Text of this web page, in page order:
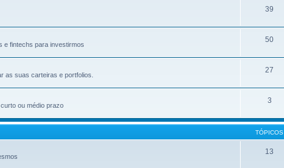
39
e fintechs para investirmos
50
as suas carteiras e portfolios.
27
ou médio prazo
3
TÓPICOS
13